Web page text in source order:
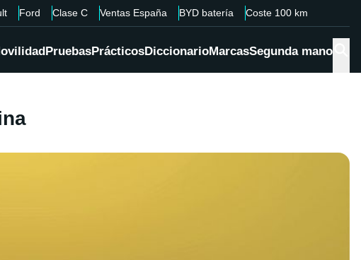
Ford Clase C Ventas España BYD batería Coste 100 km
PruebasPrácticosDiccionarioMarcasSegunda mano